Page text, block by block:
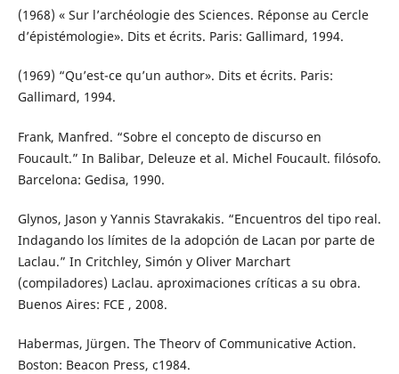
(1968) « Sur l’archéologie des Sciences. Réponse au Cercle
d’épistémologie». Dits et écrits. Paris: Gallimard, 1994.
(1969) “Qu’est-ce qu’un author». Dits et écrits. Paris:
Gallimard, 1994.
Frank, Manfred. “Sobre el concepto de discurso en
Foucault.” In Balibar, Deleuze et al. Michel Foucault. filósofo.
Barcelona: Gedisa, 1990.
Glynos, Jason y Yannis Stavrakakis. “Encuentros del tipo real.
Indagando los límites de la adopción de Lacan por parte de
Laclau.” In Critchley, Simón y Oliver Marchart
(compiladores) Laclau. aproximaciones críticas a su obra.
Buenos Aires: FCE , 2008.
Habermas, Jürgen. The Theorv of Communicative Action.
Boston: Beacon Press, c1984.